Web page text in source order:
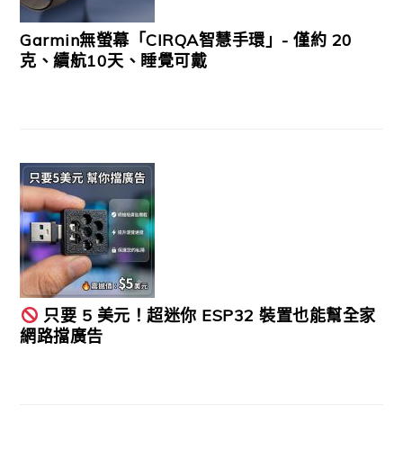
Garmin無螢幕「CIRQA智慧手環」- 僅約 20
克、續航10天、睡覺可戴
只要 5 美元！超迷你 ESP32 裝置也能幫全家
網路擋廣告